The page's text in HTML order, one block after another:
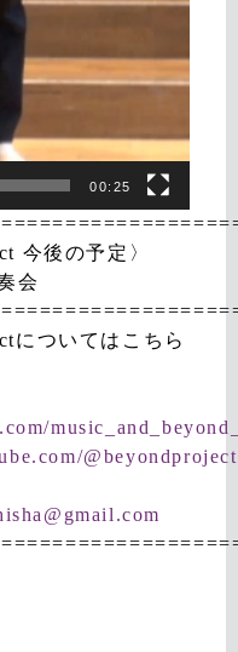
00:25
今後の予定〉
会
についてはこちら